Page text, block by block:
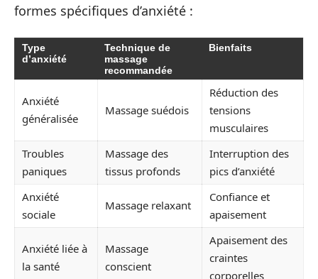
formes spécifiques d’anxiété :
Type
d’anxiété
Technique de
massage
recommandée
Bienfaits
Anxiété
généralisée
Massage suédois
Réduction des
tensions
musculaires
Troubles
paniques
Massage des
tissus profonds
Interruption des
pics d’anxiété
Anxiété
sociale
Massage relaxant
Confiance et
apaisement
Anxiété liée à
la santé
Massage
conscient
Apaisement des
craintes
corporelles